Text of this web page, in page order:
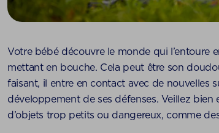
Votre bébé découvre le monde qui l’entoure
mettant en bouche. Cela peut être son
faisant, il entre en contact avec de nouvelles
développement de ses défenses. Veillez bien
d’objets trop petits ou dangereux, comme